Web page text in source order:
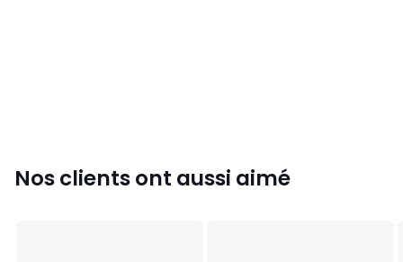
Nos clients ont aussi aimé